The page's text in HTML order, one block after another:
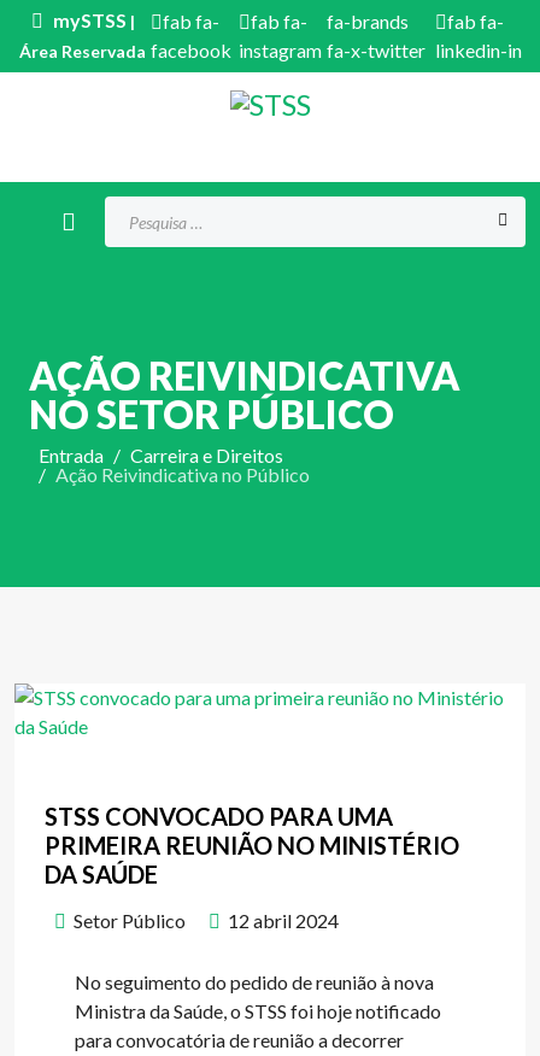
mySTSS |
Área Reservada
fab fa-
facebook
fab fa-
instagram
fa-brands
fa-x-twitter
fab fa-
linkedin-in
AÇÃO REIVINDICATIVA
NO SETOR PÚBLICO
Entrada
Carreira e Direitos
Ação Reivindicativa no Público
STSS CONVOCADO PARA UMA
PRIMEIRA REUNIÃO NO MINISTÉRIO
DA SAÚDE
Setor Público 12 abril 2024
No seguimento do pedido de reunião à nova
Ministra da Saúde, o STSS foi hoje notificado
para convocatória de reunião a decorrer